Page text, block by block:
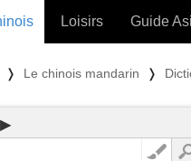
Loisirs
PLUS (24 OUTILS) »
Guide
❭ Le chinois mandarin ❭
▶